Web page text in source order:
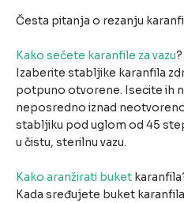
Česta pitanja o rezanju
Kako sečete karanfile za vazu?
Izaberite stabljike karanfila
potpuno otvorene. Isecite ih
neposredno iznad
stabljiku pod uglom od 45
u čistu, sterilnu vazu.
Kako aranžirati buket
Kada sređujete buket